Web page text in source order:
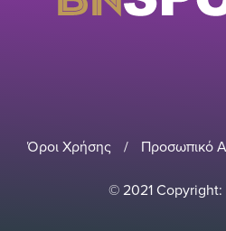
Όροι Χρήσης / Προσωπικό
© 2021 Copyright: